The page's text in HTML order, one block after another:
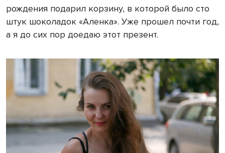
рождения подарил корзину, в которой было сто
штук шоколадок «Аленка». Уже прошел почти год,
а я до сих пор доедаю этот презент.